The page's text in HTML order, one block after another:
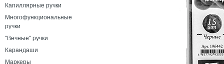
Капиллярные ручки
Многофункциональные
ручки
"Вечные" ручки
Карандаши
Маркеры